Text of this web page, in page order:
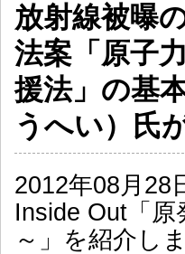
放射線被曝
法案「原子
援法」の基
うへい）氏
2012年08月28
Inside Out「
～」を紹介しま